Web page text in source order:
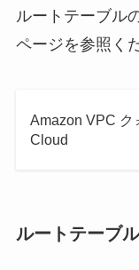
ルートテーブル
ページを参照く
Amazon VPC ク
Cloud
ルートテーブ